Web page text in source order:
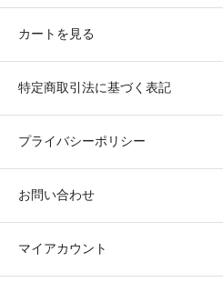
カートを見る
特定商取引法に基づく表記
プライバシーポリシー
お問い合わせ
マイアカウント